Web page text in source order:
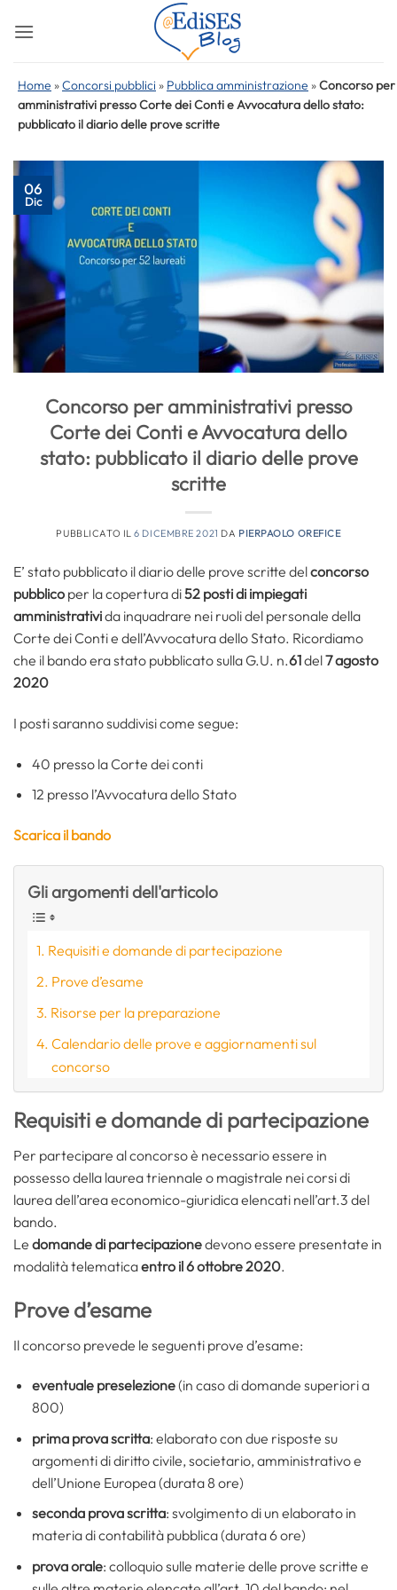
Home »Concorsi pubblici » Pubblica amministrazione »Concorso per
amministrativi presso Corte dei Conti e Avvocatura dello stato:
pubblicato il diario delle prove scritte
06
Dic
Concorso per amministrativi presso
Corte dei Conti e Avvocatura dello
stato: pubblicato il diario delle prove
scritte
PUBBLICATO IL6 DICEMBRE 2021 DA PIERPAOLO OREFICE
E’ stato pubblicato il diario delle prove scritte delconcorso
pubblico per la copertura di52 posti di impiegati
amministrativida inquadrare nei ruoli del personale della
Corte dei Conti e dell’Avvocatura dello Stato. Ricordiamo
che il bando era stato pubblicato sulla G.U. n.61del7 agosto
2020
I posti saranno suddivisi come segue:
40 presso la Corte dei conti
12 presso l’Avvocatura dello Stato
Scarica il bando
Gli argomenti dell'articolo
Requisiti e domande di partecipazione
Prove d’esame
Risorse per la preparazione
Calendario delle prove e aggiornamenti sul
concorso
Requisiti e domande di partecipazione
Per partecipare al concorso è necessario essere in
possesso della laurea triennale o magistrale nei corsi di
laurea dell’area economico-giuridica elencati nell’art.3 del
bando.
Le domande di partecipazionedevono essere presentate in
modalità telematicaentro il 6 ottobre 2020.
Prove d’esame
Il concorso prevede le seguenti prove d’esame:
eventuale preselezione(in caso di domande superiori a
800)
prima prova scritta: elaborato con due risposte su
argomenti di diritto civile, societario, amministrativo e
dell’Unione Europea (durata 8 ore)
seconda prova scritta: svolgimento di un elaborato in
materia di contabilità pubblica (durata 6 ore)
prova orale: colloquio sulle materie delle prove scritte e